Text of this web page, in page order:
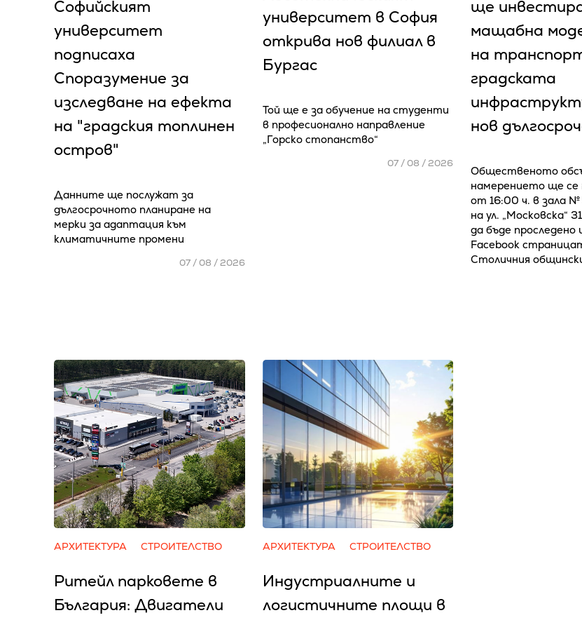
Софийският
университет
подписаха
Споразумение за
изследване на ефекта
на "градския топлинен
остров"
Данните ще послужат за
дългосрочното планиране на
мерки за адаптация към
климатичните промени
07 / 08 / 2026
университет в София
открива нов филиал в
Бургас
Той ще е за обучение на студенти
в професионално направление
„Горско стопанство“
07 / 08 / 2026
ще
мащабна
на
градската
нов
Общественото
намерението ще се
от 16:00 ч. в зала
на ул. „Московска“
да бъде проследено
Facebook
Столичния
АРХИТЕКТУРА СТРОИТЕЛСТВО
Ритейл парковете в
България: Двигатели
АРХИТЕКТУРА СТРОИТЕЛСТВО
Индустриалните и
логистичните площи в